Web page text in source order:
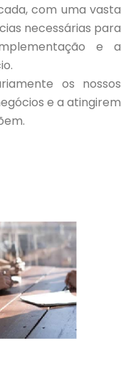
com uma vasta
necessárias para
e a
os nossos
e a atingirem